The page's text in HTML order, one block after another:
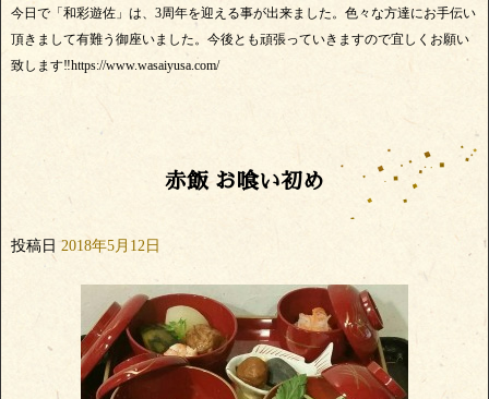
今日で「和彩遊佐」は、3周年を迎える事が出来ました。色々な方達にお手伝い
頂きまして有難う御座いました。今後とも頑張っていきますので宜しくお願い
致します‼️https://www.wasaiyusa.com/
赤飯 お喰い初め
投稿日 2018年5月12日